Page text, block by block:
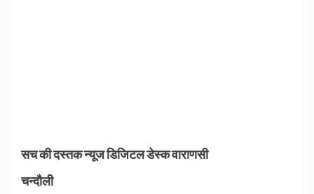
सच की दस्तक न्यूज डिजिटल डेस्क वाराणसी
चन्दौली